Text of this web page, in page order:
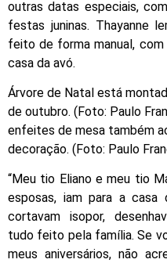
outras datas especiais,
festas juninas. Thayanne
feito de forma manual, com
casa da avó.
Árvore de Natal está
de outubro. (Foto: Paulo
enfeites de mesa também
decoração. (Foto: Paulo
“Meu tio Eliano e meu tio
esposas, iam para a casa
cortavam isopor,
tudo feito pela família. Se
meus aniversários, não